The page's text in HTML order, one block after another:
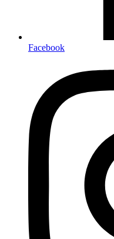
Facebook